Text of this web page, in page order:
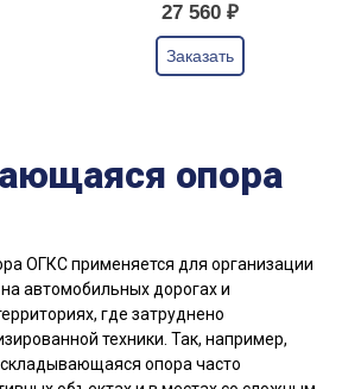
27 560 ₽
Заказать
опора
ОГКС применяется для организации
автомобильных дорогах и
где затруднено
техники. Так, например,
опора часто